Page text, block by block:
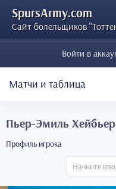
SpursArmy.com
Сайт болельщиков
Войти в
Матчи и таблица
Пьер-Эмиль
Профиль игрока